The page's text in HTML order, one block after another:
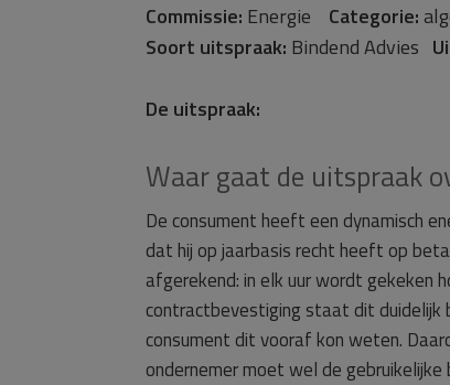
Commissie: Energie Categorie:
Soort uitspraak: Bindend Advies
De uitspraak:
Waar gaat de uitspraak
De consument heeft een dynamisch
dat hij op jaarbasis recht heeft op
afgerekend: in elk uur wordt gekeken
contractbevestiging staat dit duidelijk
consument dit vooraf kon weten.
ondernemer moet wel de